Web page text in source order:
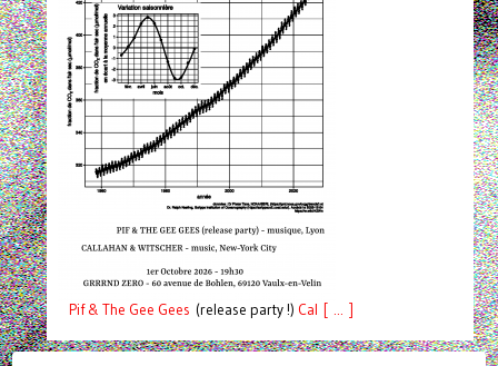
Pif& The Gee Gees (release party !) Cal [ ... ]